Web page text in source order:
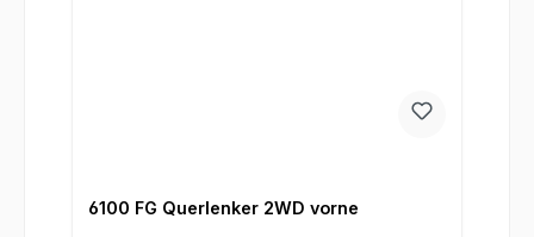
6100 FG Querlenker 2WD vorne